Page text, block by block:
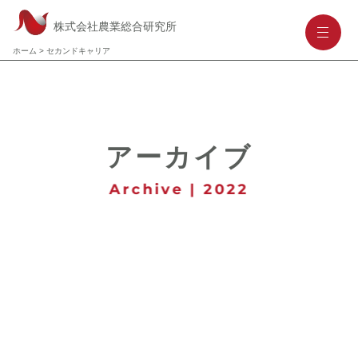
株式会社農業総合研究所
ホーム > セカンドキャリア
--
アーカイブ
Archive | 2022